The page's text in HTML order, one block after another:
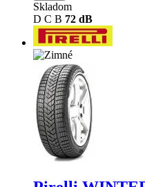
Skladom
D C B 72 dB